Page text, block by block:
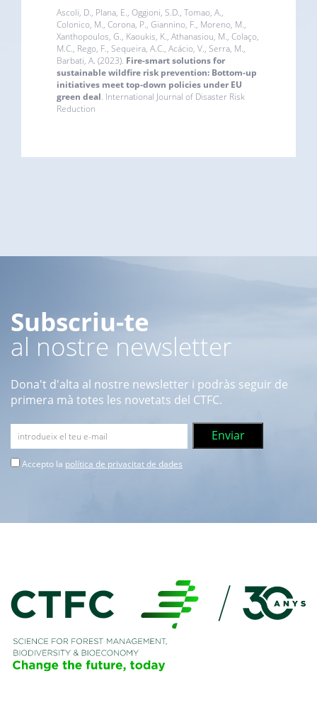
Ascoli, D., Plana, E., Oggioni, S.D., Tomao, A.,
Colonico, M., Corona, P., Giannino, F., Moreno, M.,
Xanthopoulos, G., Kaoukis, K., Athanasiou, M., Colaço,
M.C., Rego, F., Sequeira, A.C., Acácio, V., Serra, M.,
Barbati, A. (2023). Fire-smart solutions for
sustainable wildfire risk prevention: Bottom-up
initiatives meet top-down policies under EU
green deal. International Journal of Disaster Risk
Reduction
Subscriu-te
al nostre newsletter
Dona't d'alta al nostre newsletter i podràs seguir de
primera mà totes les novetats del CTFC.
Accepto la política de privacitat de dades